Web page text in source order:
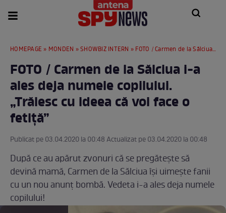
HOMEPAGE » MONDEN »SHOWBIZ INTERN » FOTO / Carmen de la Sălciua i-a ales deja numele copilului. „Trăiesc cu ideea că voi face o fetiță”
FOTO / Carmen de la Sălciua i-a
ales deja numele copilului.
„Trăiesc cu ideea că voi face o
fetiță”
Publicat pe 03.04.2020 la 00:48 Actualizat pe 03.04.2020 la 00:48
După ce au apărut zvonuri că se pregătește să
devină mamă, Carmen de la Sălciua își uimește fanii
cu un nou anunț bombă. Vedeta i-a ales deja numele
copilului!